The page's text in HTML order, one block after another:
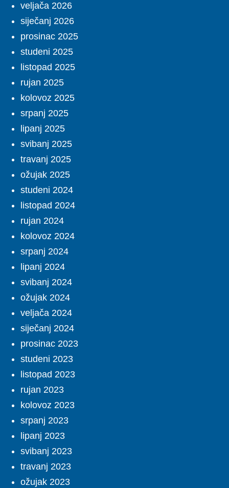
veljača 2026
siječanj 2026
prosinac 2025
studeni 2025
listopad 2025
rujan 2025
kolovoz 2025
srpanj 2025
lipanj 2025
svibanj 2025
travanj 2025
ožujak 2025
studeni 2024
listopad 2024
rujan 2024
kolovoz 2024
srpanj 2024
lipanj 2024
svibanj 2024
ožujak 2024
veljača 2024
siječanj 2024
prosinac 2023
studeni 2023
listopad 2023
rujan 2023
kolovoz 2023
srpanj 2023
lipanj 2023
svibanj 2023
travanj 2023
ožujak 2023